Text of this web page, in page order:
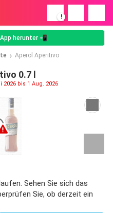
!
herunter 📲
Aperol Aperitivo
0.7 l
2026 bis 1 Aug. 2026
Sehen Sie sich das
Sie, ob derzeit ein